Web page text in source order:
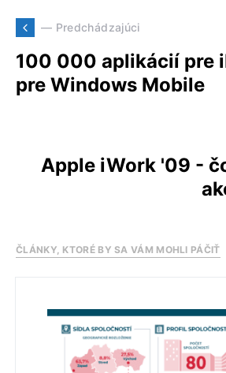
— Predchádzajúci
100 000 aplikácií pre
pre Windows Mobile
Apple iWork '09 -
ČLÁNKY, KTORÉ BY SA VÁM MOHLI PÁČIŤ